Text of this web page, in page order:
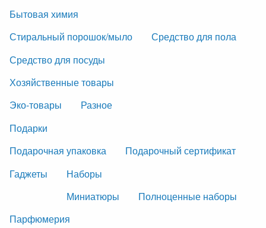
Бытовая химия
Стиральный порошок/мыло
Средство для пола
Средство для посуды
Хозяйственные товары
Эко-товары
Разное
Подарки
Подарочная упаковка
Подарочный сертификат
Гаджеты
Наборы
Миниатюры
Полноценные наборы
Парфюмерия